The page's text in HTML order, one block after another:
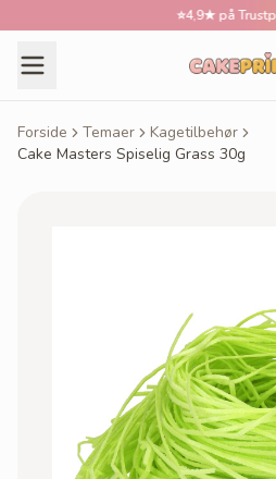
4,9★ på Trustpilot
Forside Temaer
Kagetilbehør
Cake Masters Spiselig Grass 30g